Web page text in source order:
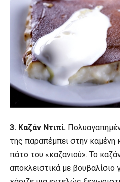
3. Καζάν Ντιπί.
της παραπέμπει στην καμένη
πάτο του «καζανιού». Το
αποκλειστικά με βουβαλίσιο